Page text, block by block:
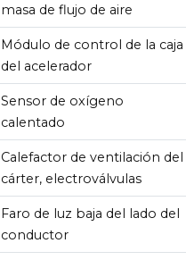
masa de flujo de aire
Módulo de control de la caja
del acelerador
Sensor de oxígeno
calentado
Calefactor de ventilación del
cárter, electroválvulas
Faro de luz baja del lado del
conductor